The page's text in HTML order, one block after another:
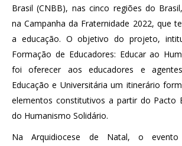
Brasil (CNBB), nas cinco regiões do
na Campanha da Fraternidade 2022, que
a educação. O objetivo do projeto,
Formação de Educadores: Educar ao
foi oferecer aos educadores e
Educação e Universitária um itinerário
elementos constitutivos a partir do Pacto
do Humanismo Solidário.
Na Arquidiocese de Natal, o